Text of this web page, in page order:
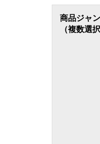
商品ジャ
（複数選